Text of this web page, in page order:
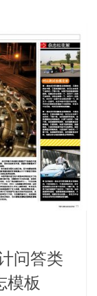
问答类
模板